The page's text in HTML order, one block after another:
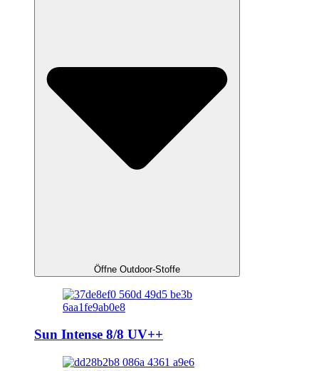
Öffne Outdoor-Stoffe
Sun Intense 8/8 UV++